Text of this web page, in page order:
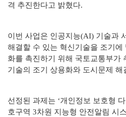
격 추진한다고 밝혔다.
이번 사업은 인공지능(AI) 기술과
해결할 수 있는 혁신기술을 조기
화를 촉진하기 위해 국토교통부가
기술의 조기 상용화와 도시문제 해
선정된 과제는 ‘개인정보 보호형
호구역 3차원 지능형 안전알림 시